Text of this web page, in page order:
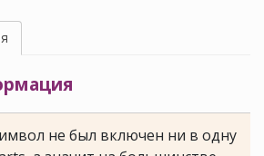
не был включен ни в одну